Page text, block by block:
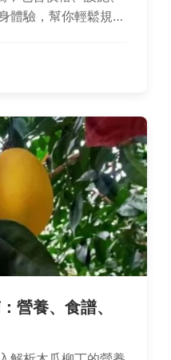
體驗，幫你輕鬆規劃
營養、食譜、